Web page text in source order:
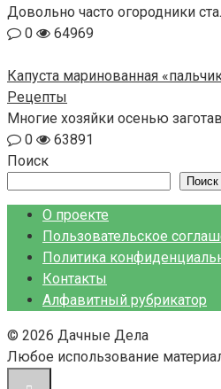
Довольно часто огородники
0
64969
Капуста маринованная
Рецепты
Многие хозяйки осенью
0
63891
Поиск
Поиск
О проекте
Пользовательское
Политика
Контакты
Алфавитный рубрикатор
© 2026 Дачные Дела
Любое использование